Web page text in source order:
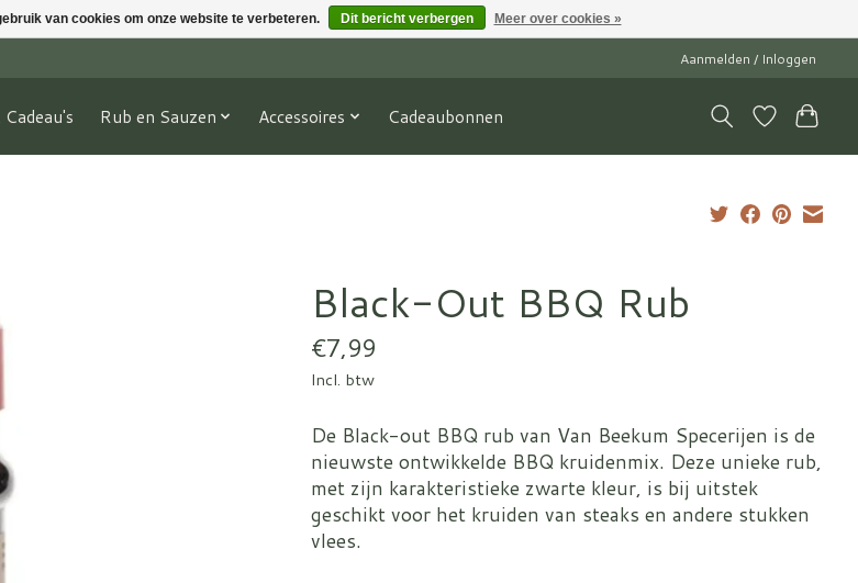
Aanmelden / Inloggen
Rub en Sauzen Accessoires Cadeaubonnen
Black-Out BBQ Rub
€7,99
Incl. btw
De Black-out BBQ rub van Van Beekum Specerijen is de
nieuwste ontwikkelde BBQ kruidenmix. Deze unieke rub,
met zijn karakteristieke zwarte kleur, is bij uitstek
geschikt voor het kruiden van steaks en andere stukken
vlees.
van cookies om onze website te verbeteren. Dit bericht verbergen Meer over cookies »